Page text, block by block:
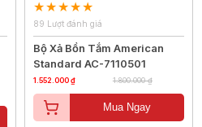
89 Lượt đánh giá
Bộ Xả Bồn Tắm American
Standard AC-7110501
1.552.000 ₫ 1.800.000 ₫
Mua Ngay